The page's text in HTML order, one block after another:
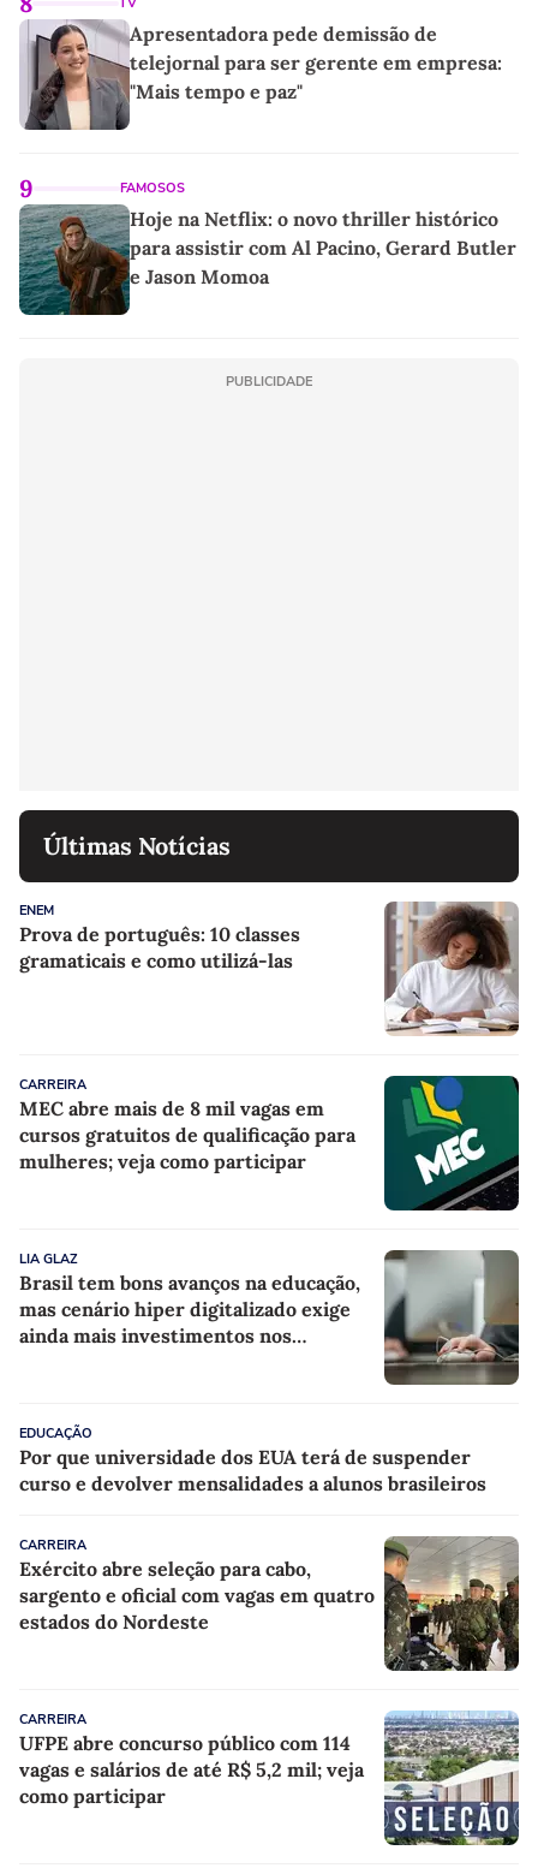
Apresentadora pede demissão de
telejornal para ser gerente em empresa:
"Mais tempo e paz"
9 FAMOSOS
Hoje na Netflix: o novo thriller histórico
para assistir com Al Pacino, Gerard Butler
e Jason Momoa
PUBLICIDADE
Últimas Notícias
ENEM
Prova de português: 10 classes
gramaticais e como utilizá-las
CARREIRA
MEC abre mais de 8 mil vagas em
cursos gratuitos de qualificação para
mulheres; veja como participar
LIA GLAZ
Brasil tem bons avanços na educação,
mas cenário hiper digitalizado exige
ainda mais investimentos nos
EDUCAÇÃO
Por que universidade dos EUA terá de suspender
curso e devolver mensalidades a alunos brasileiros
CARREIRA
Exército abre seleção para cabo,
sargento e oficial com vagas em quatro
estados do Nordeste
CARREIRA
UFPE abre concurso público com 114
vagas e salários de até R$ 5,2 mil; veja
como participar